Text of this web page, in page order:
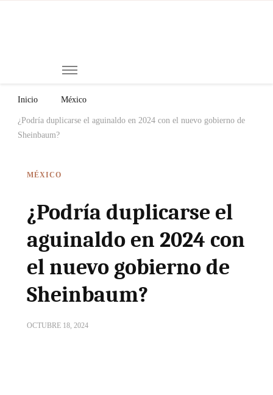
Inicio México
¿Podría duplicarse el aguinaldo en 2024 con el nuevo gobierno de
Sheinbaum?
MÉXICO
¿Podría duplicarse el
aguinaldo en 2024 con
el nuevo gobierno de
Sheinbaum?
OCTUBRE 18, 2024